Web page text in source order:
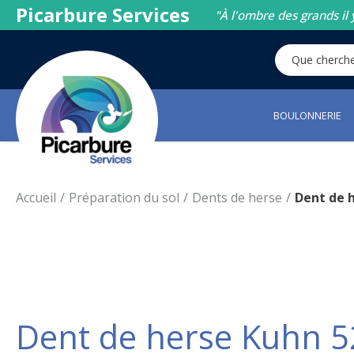
Picarbure Services "À l'ombre des grands
BOULONNERIE
Accueil Préparation du sol Dents de herse Dent de
Dent de herse Kuhn